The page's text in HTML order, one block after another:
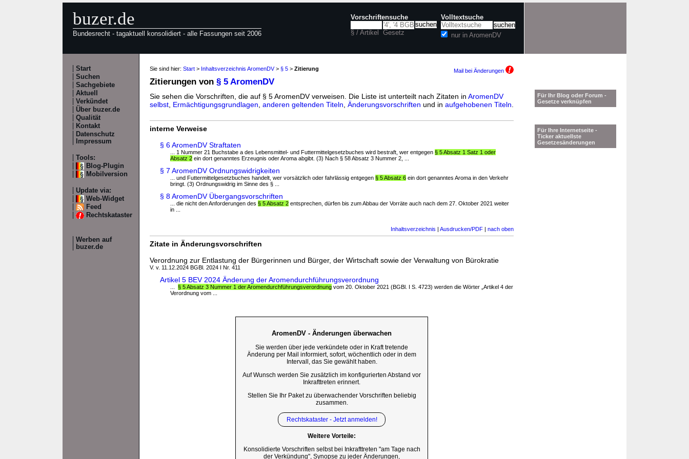
buzer.de
Bundesrecht - tagaktuell konsolidiert - alle Fassungen seit 2006
Vorschriftensuche
§ / Artikel Gesetz
Volltextsuche
nur in AromenDV
Start
Suchen
Sachgebiete
Aktuell
Verkündet
Über buzer.de
Qualität
Kontakt
Datenschutz
Impressum
Tools:
Blog-Plugin
Mobilversion
Update via:
Web-Widget
Feed
Rechtskataster
Werben auf
buzer.de
Sie sind hier: Start > Inhaltsverzeichnis AromenDV> § 5 > Zitierung Mail bei Änderungen
Zitierungen von § 5 AromenDV
Sie sehen die Vorschriften, die auf § 5 AromenDV verweisen. Die Liste ist unterteilt nach Zitaten in AromenDV
selbst Ermächtigungsgrundlagen anderen geltenden Titeln Änderungsvorschriften und in aufgehobenen Titeln
interne Verweise
§ 6 AromenDV Straftaten
... 1 Nummer 21 Buchstabe a des Lebensmittel- und Futtermittelgesetzbuches wird bestraft, wer entgegen § 5 Absatz 1 Satz 1 oder
Absatz 2 ein dort genanntes Erzeugnis oder Aroma abgibt. (3) Nach § 58 Absatz 3 Nummer 2, ...
§ 7 AromenDV Ordnungswidrigkeiten
... und Futtermittelgesetzbuches handelt, wer vorsätzlich oder fahrlässig entgegen § 5 Absatz 6 ein dort genanntes Aroma in den Verkehr
bringt. (3) Ordnungswidrig im Sinne des § ...
§ 8 AromenDV Übergangsvorschriften
... die nicht den Anforderungen des § 5 Absatz 2 entsprechen, dürfen bis zum Abbau der Vorräte auch nach dem 27. Oktober 2021 weiter
in ...
Inhaltsverzeichnis | Ausdrucken/PDF | nach oben
Zitate in Änderungsvorschriften
Verordnung zur Entlastung der Bürgerinnen und Bürger, der Wirtschaft sowie der Verwaltung von Bürokratie
V. v. 11.12.2024 BGBl. 2024 I Nr. 411
Artikel 5 BEV 2024 Änderung der Aromendurchführungsverordnung
§ 5 Absatz 3 Nummer 1 der Aromendurchführungsverordnung vom 20. Oktober 2021 (BGBl. I S. 4723) werden die Wörter „Artikel 4 der
Verordnung vom ...
AromenDV - Änderungen überwachen
Sie werden über jede verkündete oder in Kraft tretende
Änderung per Mail informiert, sofort, wöchentlich oder in dem
Intervall, das Sie gewählt haben.
Auf Wunsch werden Sie zusätzlich im konfigurierten Abstand vor
Inkrafttreten erinnert.
Stellen Sie Ihr Paket zu überwachender Vorschriften beliebig
zusammen.
Rechtskataster - Jetzt anmelden!
Weitere Vorteile:
Konsolidierte Vorschriften selbst bei Inkrafttreten "am Tage nach
der Verkündung", Synopse zu jeder Änderungen,
Für Ihr Blog oder Forum -
Gesetze verknüpfen
Für Ihre Internetseite -
Ticker aktuellste
Gesetzesänderungen